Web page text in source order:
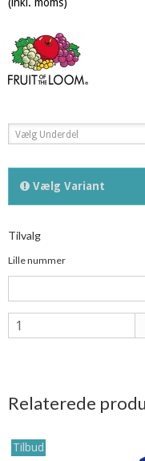
Vælg Underdel
Vælg Variant
Tilvalg
Lille nummer
Relaterede
Tilbud